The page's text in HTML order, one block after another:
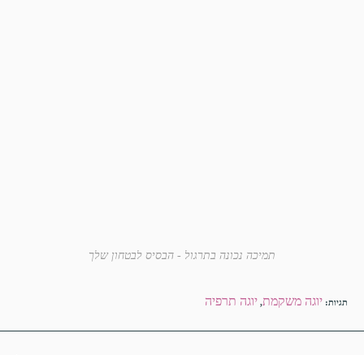
תמיכה נכונה בתרגול - הבסיס לבטחון שלך
תגיות: יוגה משקמת, יוגה תרפיה